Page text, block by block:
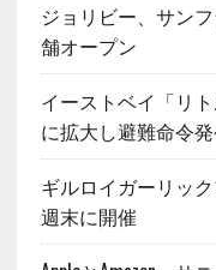
ジョリビー、サン
舗オープン
イーストベイ「リ
に拡大し避難命令
ギルロイガーリッ
週末に開催